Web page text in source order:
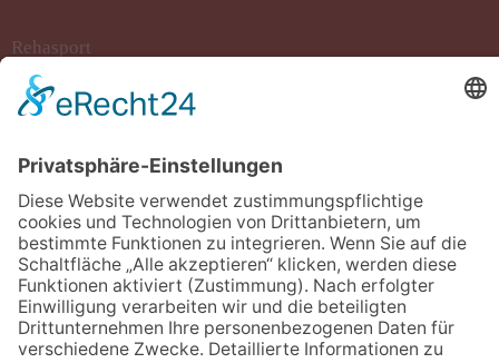
Rehasport
Rollstuhlbasketball
Stockschiessen
Tanzsport
Turnen/Fitness/Gymnastik
Volleyball